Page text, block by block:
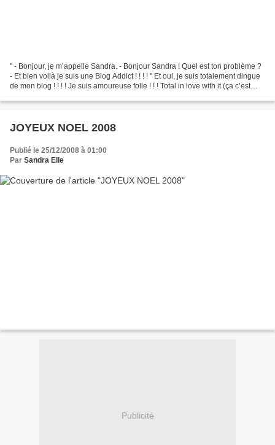
" - Bonjour, je m’appelle Sandra. - Bonjour Sandra ! Quel est ton problème ?
- Et bien voilà je suis une Blog Addict ! ! ! ! " Et oui, je suis totalement dingue
de mon blog ! ! ! ! Je suis amoureuse folle ! ! ! Total in love with it (ça c’est
JOYEUX NOEL 2008
Publié le 25/12/2008 à 01:00
Par Sandra Elle
Publicité